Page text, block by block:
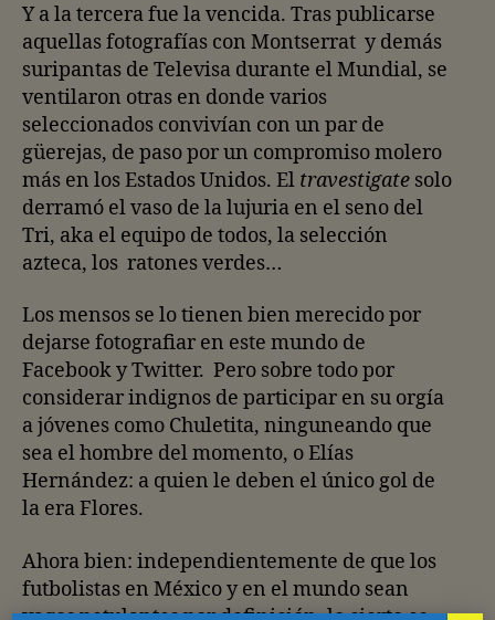
Y a la tercera fue la vencida. Tras publicarse
aquellas fotografías con Montserrat y demás
suripantas de Televisa durante el Mundial, se
ventilaron otras en donde varios
seleccionados convivían con un par de
güerejas, de paso por un compromiso molero
más en los Estados Unidos. El travestigate solo
derramó el vaso de la lujuria en el seno del
Tri, aka el equipo de todos, la selección
azteca, los ratones verdes…
Los mensos se lo tienen bien merecido por
dejarse fotografiar en este mundo de
Facebook y Twitter. Pero sobre todo por
considerar indignos de participar en su orgía
a jóvenes como Chuletita, ninguneando que
sea el hombre del momento, o Elías
Hernández: a quien le deben el único gol de
la era Flores.
Ahora bien: independientemente de que los
futbolistas en México y en el mundo sean